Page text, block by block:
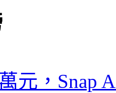
元，Snap